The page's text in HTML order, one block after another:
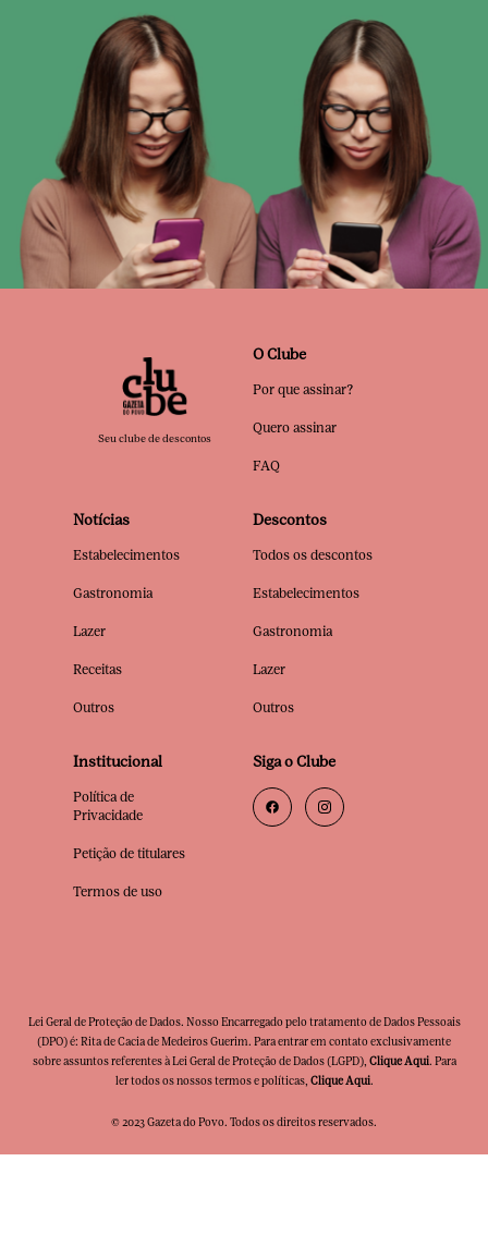
Seu clube de descontos
O Clube
Por que assinar?
Quero assinar
FAQ
Notícias
Estabelecimentos
Gastronomia
Lazer
Receitas
Outros
Descontos
Todos os descontos
Estabelecimentos
Gastronomia
Lazer
Outros
Institucional
Política de
Privacidade
Petição de titulares
Termos de uso
Siga o Clube
Lei Geral de Proteção de Dados. Nosso Encarregado pelo tratamento de Dados Pessoais
(DPO) é: Rita de Cacia de Medeiros Guerim. Para entrar em contato exclusivamente
sobre assuntos referentes à Lei Geral de Proteção de Dados (LGPD), Clique Aqui. Para
ler todos os nossos termos e políticas, Clique Aqui.
© 2023 Gazeta do Povo. Todos os direitos reservados.